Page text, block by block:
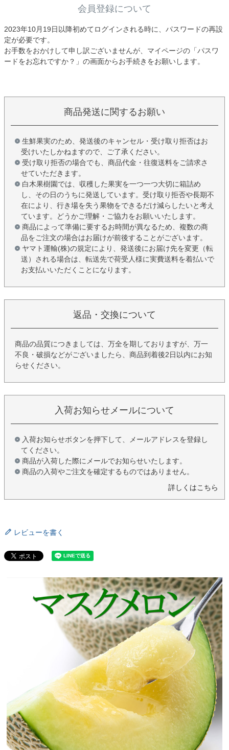
会員登録について
2023年10月19日以降初めてログインされる時に、パスワードの再設
定が必要です。
お手数をおかけして申し訳ございませんが、マイページの「パスワ
ードをお忘れですか？」の画面からお手続きをお願いします。
商品発送に関するお願い
生鮮果実のため、発送後のキャンセル・受け取り拒否はお
受けいたしかねますので、ご了承ください。
受け取り拒否の場合でも、商品代金・往復送料をご請求さ
せていただきます。
白木果樹園では、収穫した果実を一つ一つ大切に箱詰め
し、その日のうちに発送しています。受け取り拒否や長期不
在により、行き場を失う果物をできるだけ減らしたいと考え
ています。どうかご理解・ご協力をお願いいたします。
商品によって準備に要するお時間が異なるため、複数の商
品をご注文の場合はお届けが前後することがございます。
ヤマト運輸(株)の規定により、発送後にお届け先を変更（転
送）される場合は、転送先で荷受人様に実費送料を着払いで
お支払いいただくことになります。
返品・交換について
商品の品質につきましては、万全を期しておりますが、万一
不良・破損などがございましたら、商品到着後2日以内にお知
らせください。
入荷お知らせメールについて
入荷お知らせボタンを押下して、メールアドレスを登録し
てください。
商品が入荷した際にメールでお知らせいたします。
商品の入荷やご注文を確定するものではありません。
詳しくはこちら
レビューを書く